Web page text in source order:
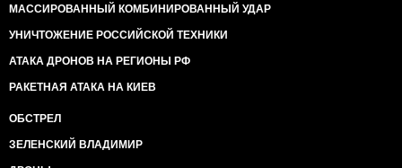
МАССИРОВАННЫЙ КОМБИНИРОВАННЫЙ УДАР
УНИЧТОЖЕНИЕ РОССИЙСКОЙ ТЕХНИКИ
АТАКА ДРОНОВ НА РЕГИОНЫ РФ
РАКЕТНАЯ АТАКА НА КИЕВ
ОБСТРЕЛ
ЗЕЛЕНСКИЙ ВЛАДИМИР